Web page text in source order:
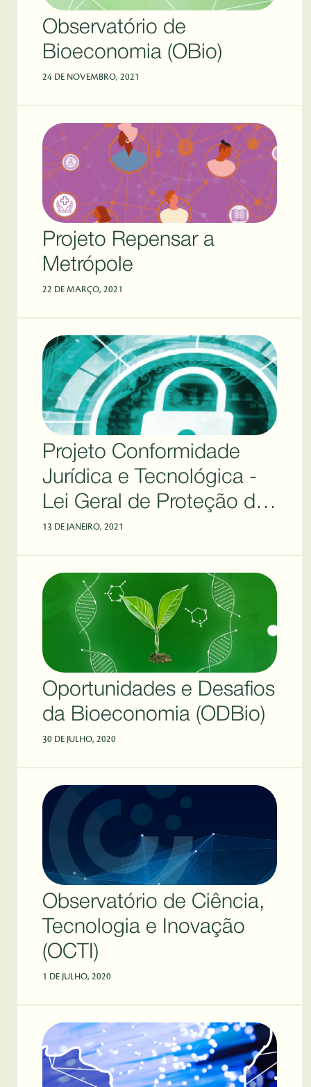
Observatório de
Bioeconomia (OBio)
24 DE NOVEMBRO, 2021
Projeto Repensar a
Metrópole
22 DE MARÇO, 2021
Projeto Conformidade
Jurídica e Tecnológica -
Lei Geral de Proteção de
Dados (LGPD)
13 DE JANEIRO, 2021
Oportunidades e Desafios
da Bioeconomia (ODBio)
30 DE JULHO, 2020
Observatório de Ciência,
Tecnologia e Inovação
(OCTI)
1 DE JULHO, 2020